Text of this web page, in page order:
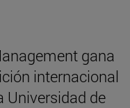
gana
internacional
Universidad de